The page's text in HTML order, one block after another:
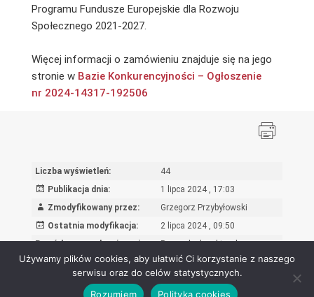
Programu Fundusze Europejskie dla Rozwoju
Społecznego 2021-2027.
Więcej informacji o zamówieniu znajduje się na jego
stronie w Bazie Konkurencyjności – Ogłoszenie
nr 2024-14317-192506
Liczba wyświetleń:
44
Publikacja dnia:
1 lipca 2024 , 17:03
Zmodyfikowany przez:
Grzegorz Przybyłowski
Ostatnia modyfikacja:
2 lipca 2024 , 09:50
Powód wprowadzenia zmian:
Poprawka korektorska
Używamy plików cookies, aby ułatwić Ci korzystanie z naszego
serwisu oraz do celów statystycznych.
Rozumiem
Polityka cookies